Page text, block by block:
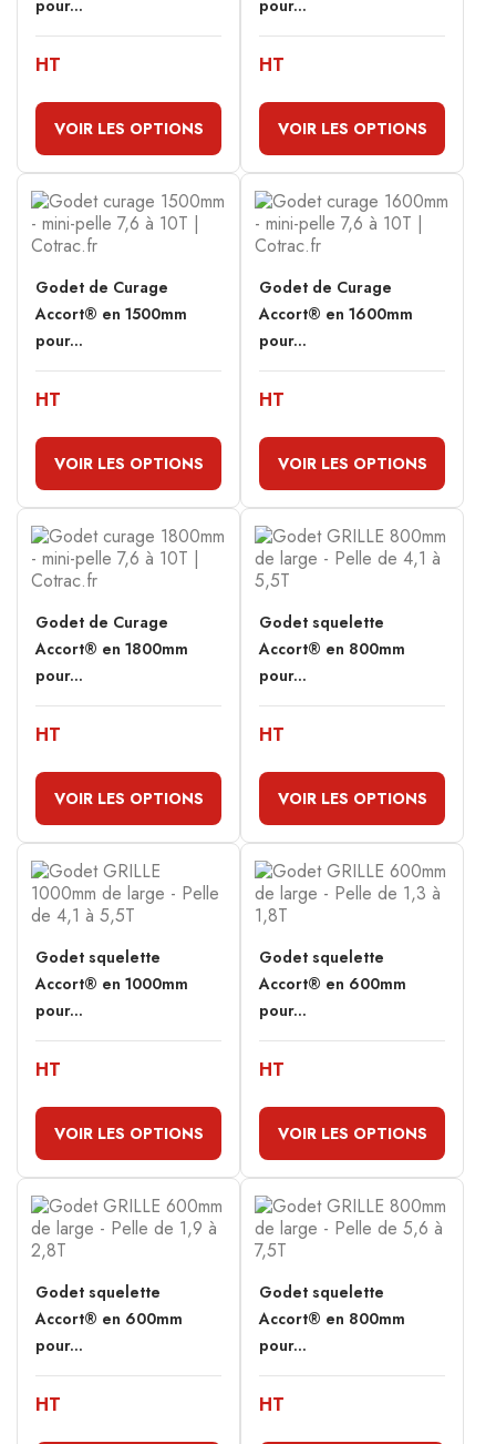
pour...
HT
VOIR LES OPTIONS
pour...
HT
VOIR LES OPTIONS
Godet de Curage
Accort® en 1500mm
pour...
HT
VOIR LES OPTIONS
Godet de Curage
Accort® en 1600mm
pour...
HT
VOIR LES OPTIONS
Godet de Curage
Accort® en 1800mm
pour...
HT
VOIR LES OPTIONS
Godet squelette
Accort® en 800mm
pour...
HT
VOIR LES OPTIONS
Godet squelette
Accort® en 1000mm
pour...
HT
VOIR LES OPTIONS
Godet squelette
Accort® en 600mm
pour...
HT
VOIR LES OPTIONS
Godet squelette
Accort® en 600mm
pour...
HT
Godet squelette
Accort® en 800mm
pour...
HT